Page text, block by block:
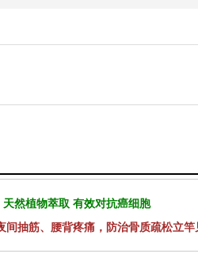
然植物萃取 有效对抗癌细胞
间抽筋、腰背疼痛，防治骨质疏松立竿